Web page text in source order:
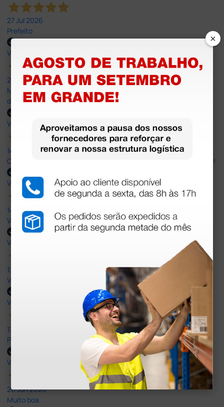
27 Jul 2026
Prefeito
Verified buyer
20 Jul 2026
Minha experiência foi super positiva. Bom atendimento e recebi
dentro do prazo. Obrigada.
Verified buyer
14 Jul 2026
Correct and timely delivery. Large offer of products. Good service!
Verified buyer
14 Jul 2026
Very Good!
Verified buyer
13 Jul 2026
Very good
Verified buyer
13 Jul 2026
Perfeito ,fácil de encomendar e envio rápido
Verified buyer
26 Jun 2026
Muito boa.
×